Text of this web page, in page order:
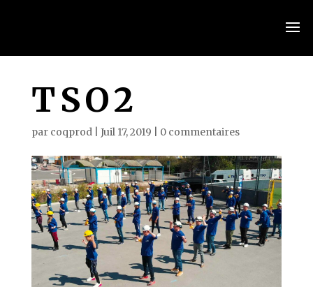
TSO2
par coqprod| Juil 17, 2019 0 commentaires